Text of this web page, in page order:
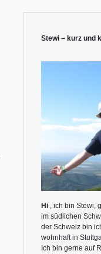
Stewi – kurz und
Hi , ich bin Stewi,
im südlichen
der Schweiz bin
wohnhaft in
Ich bin gerne auf